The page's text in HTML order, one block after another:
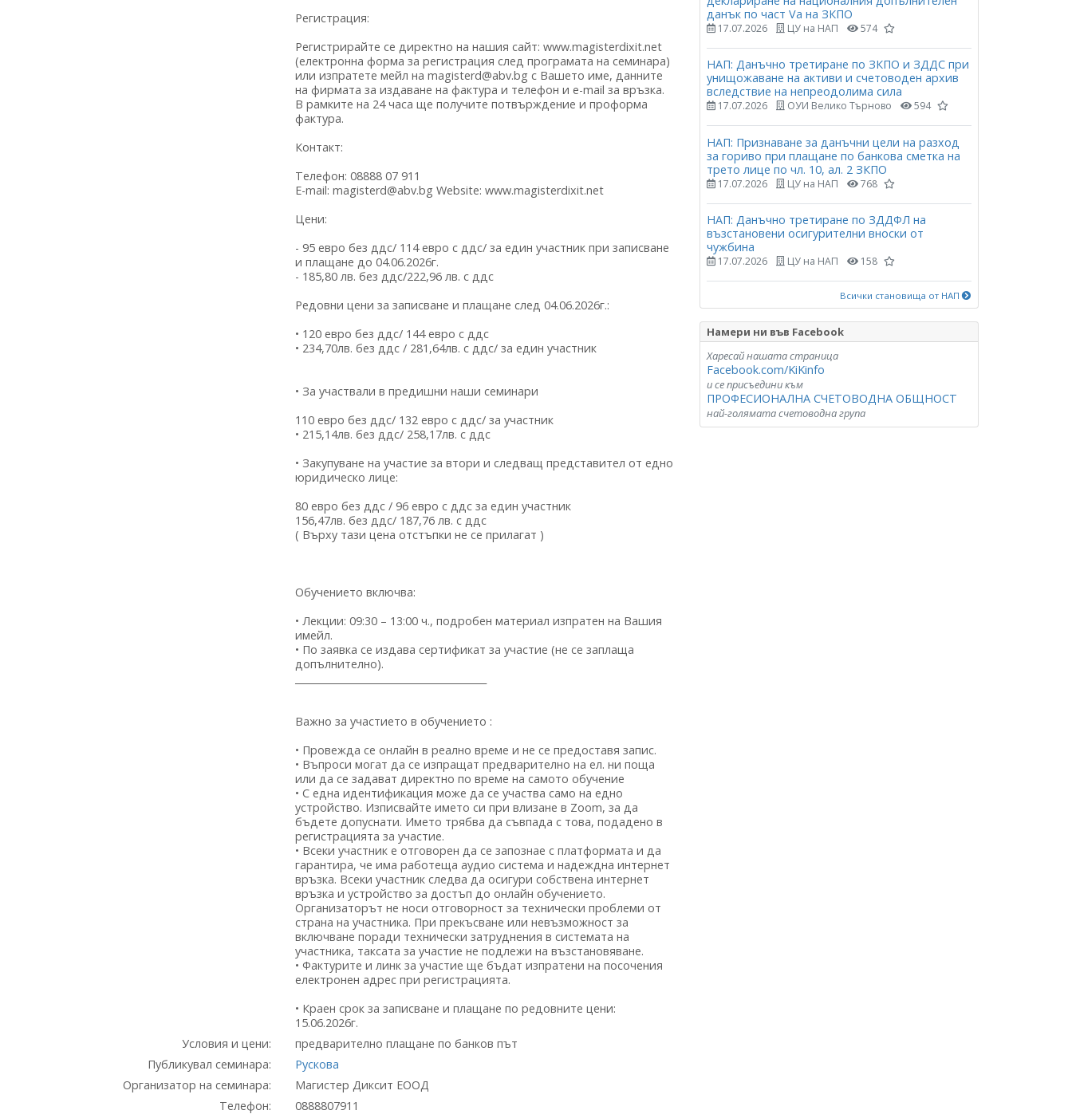
Регистрация:
Регистрирайте се директно на нашия сайт: www.magisterdixit.net
(електронна форма за регистрация след програмата на семинара)
или изпратете мейл на magisterd@abv.bg с Вашето име, данните
на фирмата за издаване на фактура и телефон и e-mail за връзка.
В рамките на 24 часа ще получите потвърждение и проформа
фактура.
Контакт:
Телефон: 08888 07 911
E-mail: magisterd@abv.bg Website: www.magisterdixit.net
Цени:
- 95 евро без ддс/ 114 евро с ддс/ за един участник при записване
и плащане до 04.06.2026г.
- 185,80 лв. без ддс/222,96 лв. с ддс
Редовни цени за записване и плащане след 04.06.2026г.:
• 120 евро без ддс/ 144 евро с ддс
• 234,70лв. без ддс / 281,64лв. с ддс/ за един участник
• За участвали в предишни наши семинари
110 евро без ддс/ 132 евро с ддс/ за участник
• 215,14лв. без ддс/ 258,17лв. с ддс
• Закупуване на участие за втори и следващ представител от едно
юридическо лице:
80 евро без ддс / 96 евро с ддс за един участник
156,47лв. без ддс/ 187,76 лв. с ддс
( Върху тази цена отстъпки не се прилагат )
Обучението включва:
• Лекции: 09:30 – 13:00 ч., подробен материал изпратен на Вашия
имейл.
• По заявка се издава сертификат за участие (не се заплаща
допълнително).
Важно за участието в обучението :
• Провежда се онлайн в реално време и не се предоставя запис.
• Въпроси могат да се изпращат предварително на ел. ни поща
или да се задават директно по време на самото обучение
• С една идентификация може да се участва само на едно
устройство. Изписвайте името си при влизане в Zoom, за да
бъдете допуснати. Името трябва да съвпада с това, подадено в
регистрацията за участие.
• Всеки участник е отговорен да се запознае с платформата и да
гарантира, че има работеща аудио система и надеждна интернет
връзка. Всеки участник следва да осигури собствена интернет
връзка и устройство за достъп до онлайн обучението.
Организаторът не носи отговорност за технически проблеми от
страна на участника. При прекъсване или невъзможност за
включване поради технически затруднения в системата на
участника, таксата за участие не подлежи на възстановяване.
• Фактурите и линк за участие ще бъдат изпратени на посочения
електронен адрес при регистрацията.
• Краен срок за записване и плащане по редовните цени:
15.06.2026г.
Условия и цени:
предварително плащане по банков път
Публикувал семинара:
Рускова
Организатор на семинара:
Магистер Диксит ЕООД
Телефон:
0888807911
данък по част Vа на ЗКПО
17.07.2026 ЦУ на НАП 574
НАП: Данъчно третиране по ЗКПО и ЗДДС при
унищожаване на активи и счетоводен архив
вследствие на непреодолима сила
17.07.2026 ОУИ Велико Търново 594
НАП: Признаване за данъчни цели на разход
за гориво при плащане по банкова сметка на
трето лице по чл. 10, ал. 2 ЗКПО
17.07.2026 ЦУ на НАП 768
НАП: Данъчно третиране по ЗДДФЛ на
възстановени осигурителни вноски от
чужбина
17.07.2026 ЦУ на НАП 158
Всички становища от НАП
Намери ни във Facebook
Харесай нашата страница
Facebook.com/KiKinfo
и се присъедини към
ПРОФЕСИОНАЛНА СЧЕТОВОДНА ОБЩНОСТ
най-голямата счетоводна група